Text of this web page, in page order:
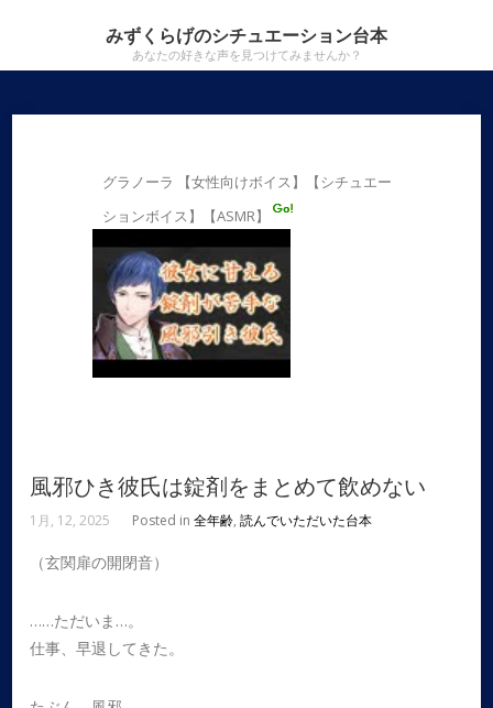
みずくらげのシチュエーション台本
あなたの好きな声を見つけてみませんか？
グラノーラ 【女性向けボイス】【シチュエー
ションボイス】【ASMR】
風邪ひき彼氏は錠剤をまとめて飲めない
1月, 12, 2025 Posted in全年齢,読んでいただいた台本
（玄関扉の開閉音）
……ただいま…。
仕事、早退してきた。